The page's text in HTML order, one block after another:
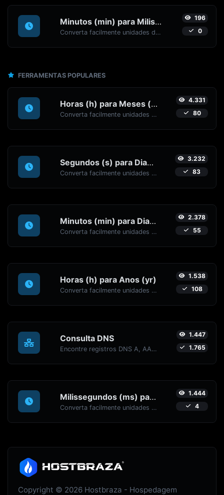
Minutos (min) para Milissegundos (ms)
Converta facilmente unidades de tempo de Minutos (min) para Milissegundos (ms) com este conversor fácil.
196
0
FERRAMENTAS POPULARES
Horas (h) para Meses (mo)
Converta facilmente unidades de tempo de Horas (h) para Meses (mo) com este conversor fácil.
4.331
80
Segundos (s) para Dias (d)
Converta facilmente unidades de tempo de Segundos (s) para Dias (d) com este conversor fácil.
3.232
83
Minutos (min) para Dias (d)
Converta facilmente unidades de tempo de Minutos (min) para Dias (d) com este conversor fácil.
2.378
55
Horas (h) para Anos (yr)
Converta facilmente unidades de tempo de Horas (h) para Anos (yr) com este conversor fácil.
1.538
108
Consulta DNS
Encontre registros DNS A, AAAA, CNAME, MX, NS, TXT, SOA de um host.
1.447
1.765
Milissegundos (ms) para Minutos (min)
Converta facilmente unidades de tempo de Milissegundos (ms) para Minutos (min) com este conversor fácil.
1.444
4
Copyright © 2026 Hostbraza - Hospedagem